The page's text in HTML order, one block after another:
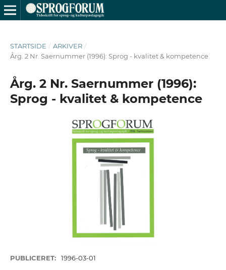
STARTSIDE / ARKIVER /
Årg. 2 Nr. Saernummer (1996): Sprog - kvalitet & kompetence
Årg. 2 Nr. Saernummer (1996):
Sprog - kvalitet & kompetence
PUBLICERET: 1996-03-01